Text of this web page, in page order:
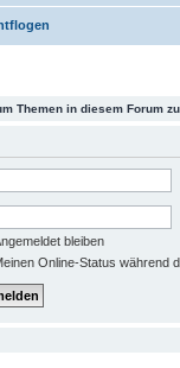
Themen in diesem Forum
bleiben
Online-Status während